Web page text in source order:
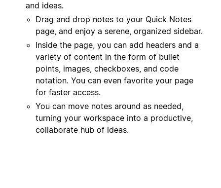
and ideas.
Drag and drop notes to your Quick Notes
page, and enjoy a serene, organized sidebar.
Inside the page, you can add headers and a
variety of content in the form of bullet
points, images, checkboxes, and code
notation. You can even favorite your page
for faster access.
You can move notes around as needed,
turning your workspace into a productive,
collaborate hub of ideas.